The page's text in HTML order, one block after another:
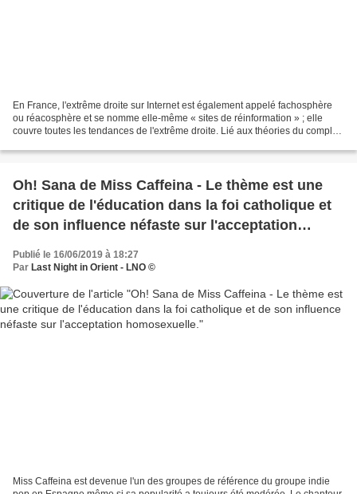
En France, l'extrême droite sur Internet est également appelé fachosphère
ou réacosphère et se nomme elle-même « sites de réinformation » ; elle
couvre toutes les tendances de l'extrême droite. Lié aux théories du complot,
Oh! Sana de Miss Caffeina - Le thème est une
critique de l'éducation dans la foi catholique et
de son influence néfaste sur l'acceptation
homosexuelle.
Publié le 16/06/2019 à 18:27
Par Last Night in Orient - LNO ©
Miss Caffeina est devenue l'un des groupes de référence du groupe indie